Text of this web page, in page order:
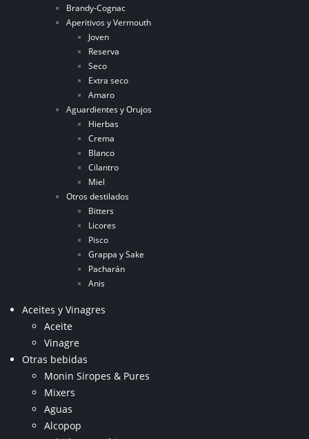
Brandy-Cognac
Aperitivos y Vermouth
Joven
Reserva
Seco
Extra seco
Amaro
Aguardientes y Orujos
Hierbas
Crema
Blanco
Cilantro
Miel
Otros destilados
Bitters
Licores
Pisco
Grappa y Sake
Pacharán
Anis
Aceites y Vinagres
Aceite
Vinagre
Otras bebidas
Monin Siropes & Pures
Mixers
Aguas
Alcopop